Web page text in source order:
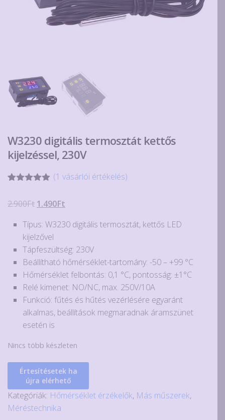
W3230 digitális termosztát kettős
kijelzéssel, 230V
ből,
alapján
(1 vásárlói értékelés)
2.900Ft Original
was:
2.900Ft.
1.490Ft
is:
Típus: W3230 digitális termosztát, kettős LED
kijelzővel
Tápfeszültség: 230V
Beállítható hőmérséklet-tartomány: -50 – +99 °C
Hőmérséklet felbontás: 0,1 °C, pontosság: ±1°C
Relé kimenet: NO/NC, max. 250V/10A
Funkció: fűtés és hűtés vezérlésére egyaránt
alkalmas, beállítások megmaradnak áramszünet
esetén is
Nincs több készleten
Értesítésetek ha
újra elérhető
Kategóriák: Hőmérséklet érzékelők, Más műszerek,
Méréstechnika